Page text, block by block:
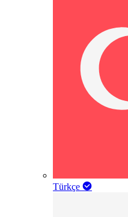
Türkçe